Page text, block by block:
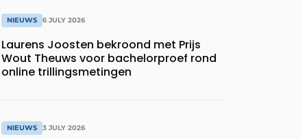
NIEUWS 6 JULY 2026
Laurens Joosten bekroond met Prijs
Wout Theuws voor bachelorproef rond
online trillingsmetingen
NIEUWS 3 JULY 2026